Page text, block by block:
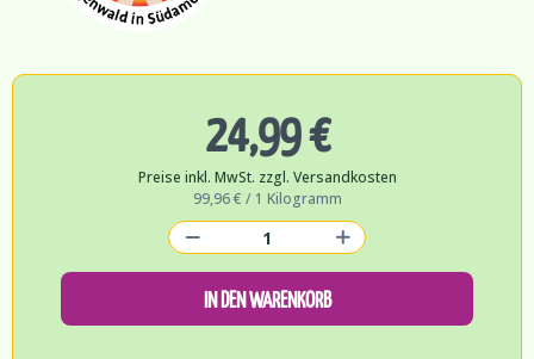
24,99 €
Preise inkl. MwSt. zzgl. Versandkosten
99,96 € / 1 Kilogramm
IN DEN WARENKORB